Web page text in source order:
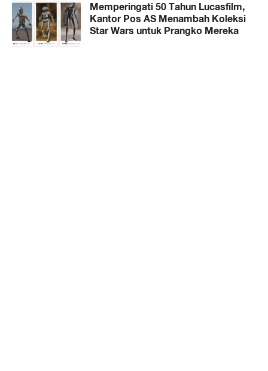
Memperingati 50 Tahun Lucasfilm,
Kantor Pos AS Menambah Koleksi
Star Wars untuk Prangko Mereka